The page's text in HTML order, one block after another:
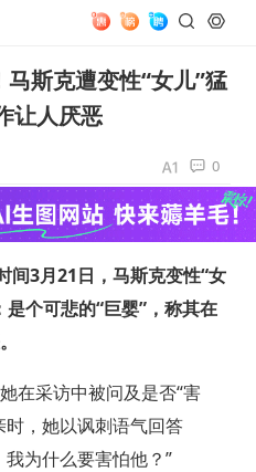
斯克遭变性“女儿”猛
让人厌恶
0
间3月21日，马斯克变性“女
个可悲的“巨婴”，称其在
在采访中被问及是否“害
，她以讽刺语气回答
为什么要害怕他？”